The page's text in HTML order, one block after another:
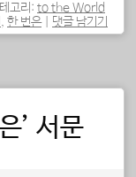
고리: to the World
, 한 번은 댓글 남기기
’ 서문